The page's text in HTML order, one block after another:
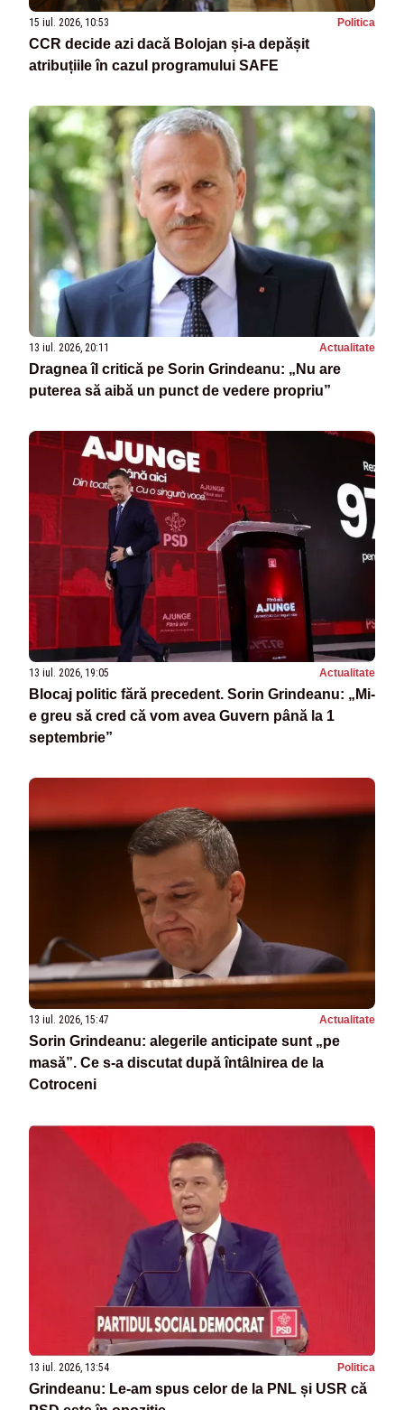
15 iul. 2026, 10:53 Politica
CCR decide azi dacă Bolojan și-a depășit
atribuțiile în cazul programului SAFE
13 iul. 2026, 20:11 Actualitate
Dragnea îl critică pe Sorin Grindeanu: „Nu are
puterea să aibă un punct de vedere propriu”
13 iul. 2026, 19:05 Actualitate
Blocaj politic fără precedent. Sorin Grindeanu: „Mi-
e greu să cred că vom avea Guvern până la 1
septembrie”
13 iul. 2026, 15:47 Actualitate
Sorin Grindeanu: alegerile anticipate sunt „pe
masă”. Ce s-a discutat după întâlnirea de la
Cotroceni
13 iul. 2026, 13:54 Politica
Grindeanu: Le-am spus celor de la PNL și USR că